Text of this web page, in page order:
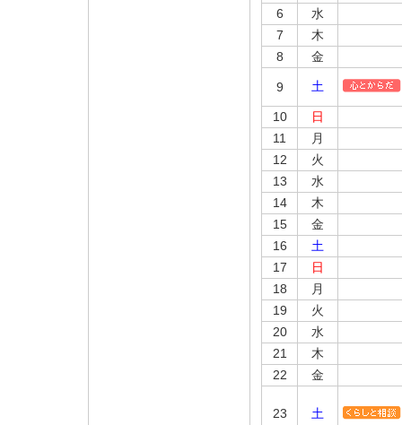
6
水
7
木
8
金
9 土
10
日
11
月
12
火
13
水
14
木
15
金
16
土
17
日
18
月
19
火
20
水
21
木
22
金
23 土